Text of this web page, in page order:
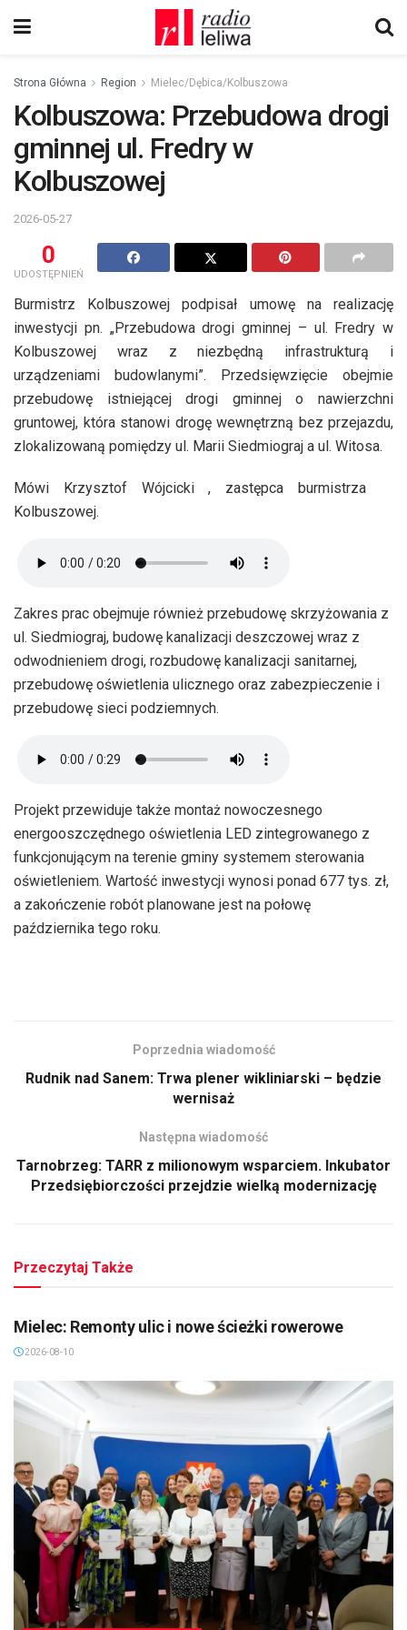
Strona Główna Region Mielec/Dębica/Kolbuszowa
Kolbuszowa: Przebudowa drogi
gminnej ul. Fredry w
Kolbuszowej
2026-05-27
0
UDOSTĘPNIEŃ
Burmistrz Kolbuszowej podpisał umowę na realizację
inwestycji pn. „Przebudowa drogi gminnej – ul. Fredry w
Kolbuszowej wraz z niezbędną infrastrukturą i
urządzeniami budowlanymi”. Przedsięwzięcie obejmie
przebudowę istniejącej drogi gminnej o nawierzchni
gruntowej, która stanowi drogę wewnętrzną bez przejazdu,
zlokalizowaną pomiędzy ul. Marii Siedmiograj a ul. Witosa.
Mówi Krzysztof Wójcicki , zastępca burmistrza
Kolbuszowej.
Zakres prac obejmuje również przebudowę skrzyżowania z
ul. Siedmiograj, budowę kanalizacji deszczowej wraz z
odwodnieniem drogi, rozbudowę kanalizacji sanitarnej,
przebudowę oświetlenia ulicznego oraz zabezpieczenie i
przebudowę sieci podziemnych.
Projekt przewiduje także montaż nowoczesnego
energooszczędnego oświetlenia LED zintegrowanego z
funkcjonującym na terenie gminy systemem sterowania
oświetleniem. Wartość inwestycji wynosi ponad 677 tys. zł,
a zakończenie robót planowane jest na połowę
października tego roku.
Poprzednia wiadomość
Rudnik nad Sanem: Trwa plener wikliniarski – będzie
wernisaż
Następna wiadomość
Tarnobrzeg: TARR z milionowym wsparciem. Inkubator
Przedsiębiorczości przejdzie wielką modernizację
Przeczytaj Także
MIELEC/DĘBICA/KOLBUSZOWA
Mielec: Remonty ulic i nowe ścieżki rowerowe
2026-08-10